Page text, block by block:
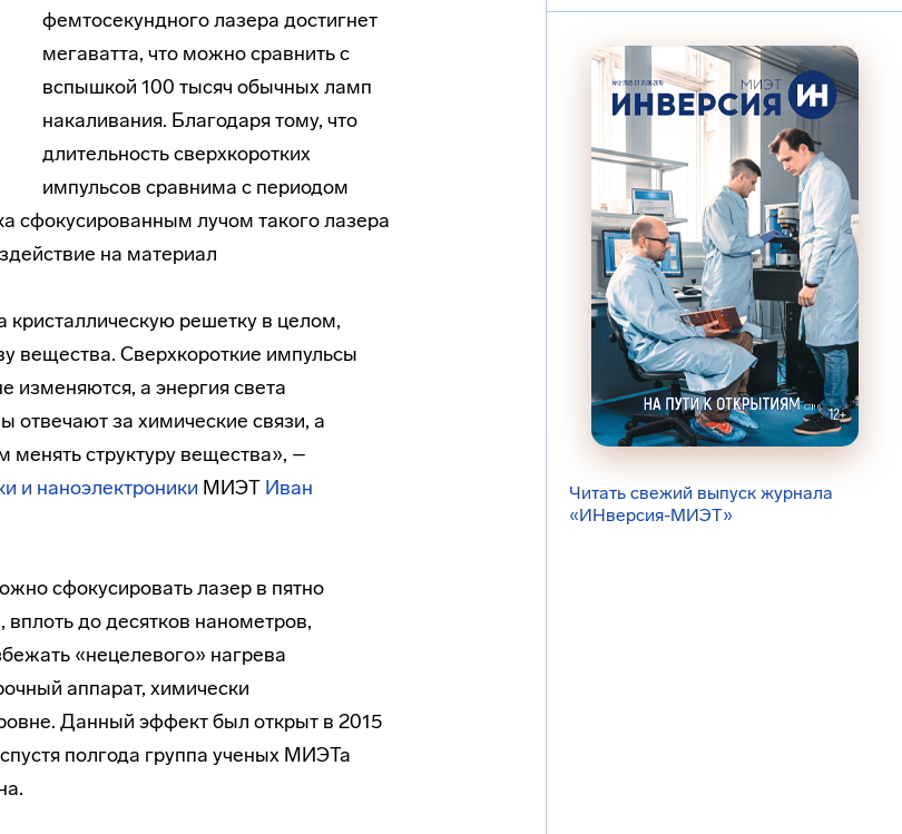
фемтосекундного лазера достигнет
мегаватта, что можно сравнить с
вспышкой 100 тысяч обычных ламп
накаливания. Благодаря тому, что
длительность сверхкоротких
импульсов сравнима с периодом
сфокусированным лучом такого лазера
на материал
решетку в целом,
вещества. Сверхкороткие импульсы
изменяются, а энергия света
отвечают за химические связи, а
менять структуру вещества», –
и наноэлектроники МИЭТ Иван
сфокусировать лазер в пятно
до десятков нанометров,
«нецелевого» нагрева
аппарат, химически
Данный эффект был открыт в 2015
полгода группа ученых МИЭТа
Читать свежий выпуск журнала
«ИНверсия-МИЭТ»